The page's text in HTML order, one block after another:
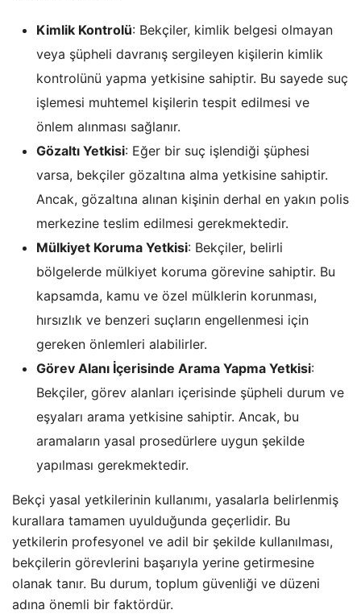
Kimlik Kontrolü: Bekçiler, kimlik belgesi olmayan
veya şüpheli davranış sergileyen kişilerin kimlik
kontrolünü yapma yetkisine sahiptir. Bu sayede suç
işlemesi muhtemel kişilerin tespit edilmesi ve
önlem alınması sağlanır.
Gözaltı Yetkisi: Eğer bir suç işlendiği şüphesi
varsa, bekçiler gözaltına alma yetkisine sahiptir.
Ancak, gözaltına alınan kişinin derhal en yakın polis
merkezine teslim edilmesi gerekmektedir.
Mülkiyet Koruma Yetkisi: Bekçiler, belirli
bölgelerde mülkiyet koruma görevine sahiptir. Bu
kapsamda, kamu ve özel mülklerin korunması,
hırsızlık ve benzeri suçların engellenmesi için
gereken önlemleri alabilirler.
Görev Alanı İçerisinde Arama Yapma Yetkisi:
Bekçiler, görev alanları içerisinde şüpheli durum ve
eşyaları arama yetkisine sahiptir. Ancak, bu
aramaların yasal prosedürlere uygun şekilde
yapılması gerekmektedir.
Bekçi yasal yetkilerinin kullanımı, yasalarla belirlenmiş
kurallara tamamen uyulduğunda geçerlidir. Bu
yetkilerin profesyonel ve adil bir şekilde kullanılması,
bekçilerin görevlerini başarıyla yerine getirmesine
olanak tanır. Bu durum, toplum güvenliği ve düzeni
adına önemli bir faktördür.